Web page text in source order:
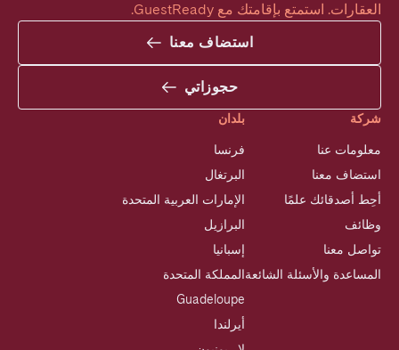
العقارات. استمتع بإقامتك مع GuestReady.
استضاف معنا
حجوزاتي
شركة
معلومات عنا
استضاف معنا
أحِط أصدقائك علمًا
وظائف
تواصل معنا
المساعدة والأسئلة الشائعة
بلدان
فرنسا
البرتغال
الإمارات العربية المتحدة
البرازيل
إسبانيا
المملكة المتحدة
Guadeloupe
أيرلندا